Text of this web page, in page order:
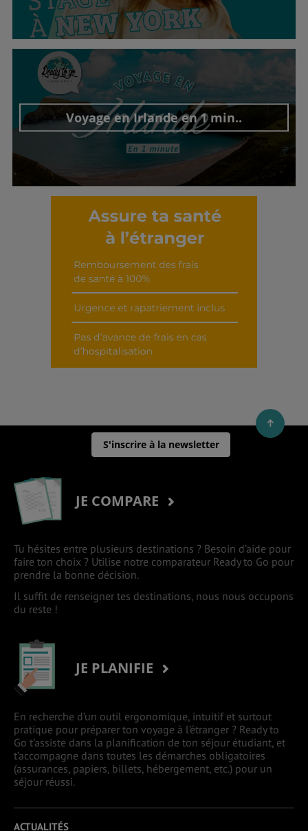
Découvrir cet interview
Voyage en Irlande en 1 min..
Découvrir cet interview
S'inscrire à la newsletter
JE COMPARE
Tu hésites entre plusieurs destinations ? Besoin d’aide pour
faire ton choix ? Utilise notre comparateur Ready to Go pour
prendre la bonne décision.
Il suffit de renseigner tes destinations, nous nous occupons
du reste !
JE PLANIFIE
En recherche d’un outil ergonomique, intuitif et surtout
pratique pour préparer ton voyage à l’étranger ? Ready to
Go t’assiste dans la planification de ton séjour étudiant, et
t’accompagne dans toutes les démarches obligatoires
(assurances, papiers, billets, hébergement, etc.) pour un
séjour réussi.
ACTUALITÉS